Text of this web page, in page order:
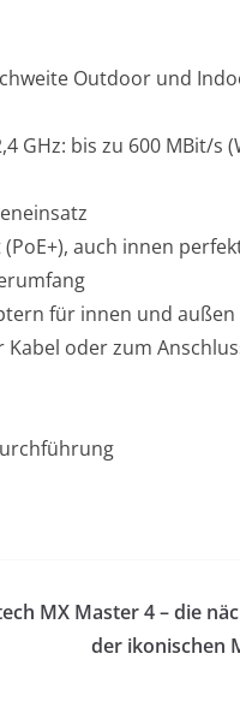
Outdoor und
GHz: bis zu 600 MBit/s
auch innen
für innen und außen
oder zum
MX Master 4 – die
der ikonischen